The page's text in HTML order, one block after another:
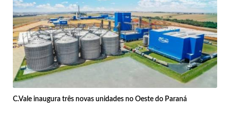
C.Vale inaugura três novas unidades no Oeste do Paraná